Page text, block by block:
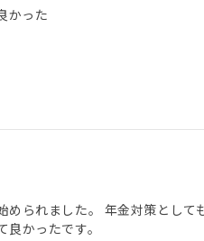
かった
られました。 年金対策として
かったです。